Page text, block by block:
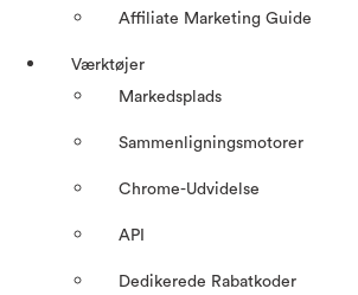
Affiliate Marketing Guide
Værktøjer
Markedsplads
Sammenligningsmotorer
Chrome-Udvidelse
API
Dedikerede Rabatkoder